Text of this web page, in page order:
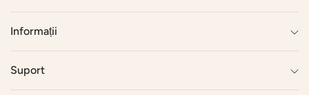
Informații
Suport